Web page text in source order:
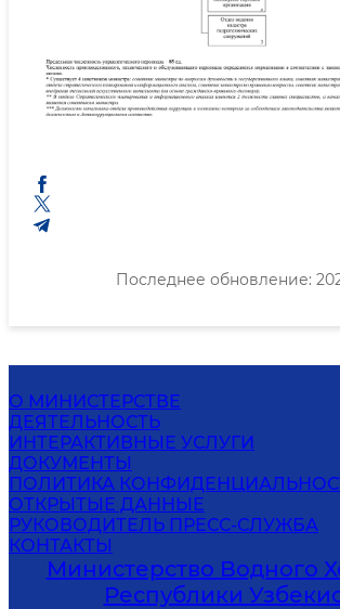
Последнее обновление:
О МИНИСТЕРСТВЕ
ДЕЯТЕЛЬНОСТЬ
ИНТЕРАКТИВНЫЕ УСЛУГИ
ДОКУМЕНТЫ
ПОЛИТИКА
ОТКРЫТЫЕ ДАННЫЕ
РУКОВОДИТЕЛЬ ПРЕСС-СЛУЖБА
КОНТАКТЫ
Министерство Водного
Республики